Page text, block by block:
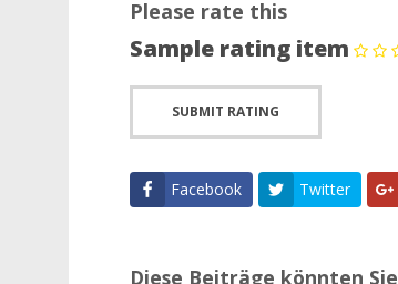
Please rate this
Sample rating item
Facebook Twitter
Diese Beiträge könnten